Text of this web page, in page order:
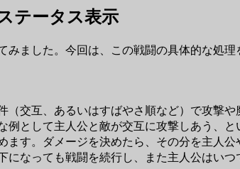
テータス表示
ました。今回は、この戦闘の具体的な処
交互、あるいはすばやさ順など）で攻撃
として主人公と敵が交互に攻撃しあう、と
す。ダメージを決めたら、その分を主人
なっても戦闘を続行し、また主人公はいつ